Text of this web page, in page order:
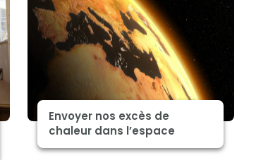
Envoyer nos excès de
chaleur dans l’espace